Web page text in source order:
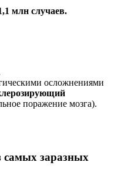
млн случаев.
осложнениями
поражение мозга).
заразных